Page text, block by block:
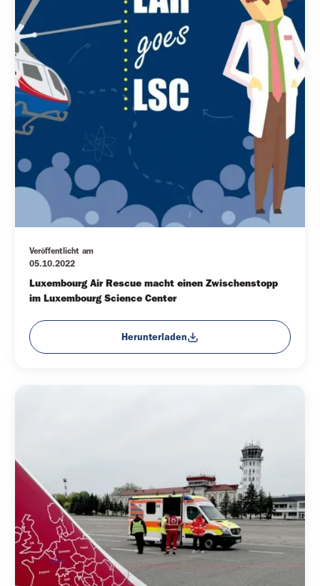
Veröffentlicht am
05.10.2022
Luxembourg Air Rescue macht einen Zwischenstopp
im Luxembourg Science Center
Herunterladen